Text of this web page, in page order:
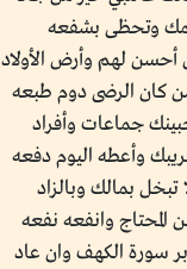
وتحظى بشفعه
أحسن لهم وأرض الأولاد
كان الرضى دوم طبعه
جماعات وأفراد
وأعطه اليوم دفعه
تبخل بمالك وبالزاد
المحتاج وانفعه نفعه
سورة الكهف وان عاد